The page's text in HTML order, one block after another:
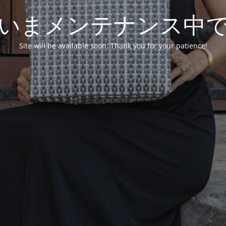
まメンテナンス中
Site will be available soon. Thank you for your patience!